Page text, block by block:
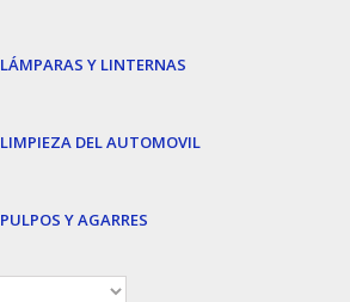
LÁMPARAS Y LINTERNAS
LIMPIEZA DEL AUTOMOVIL
PULPOS Y AGARRES